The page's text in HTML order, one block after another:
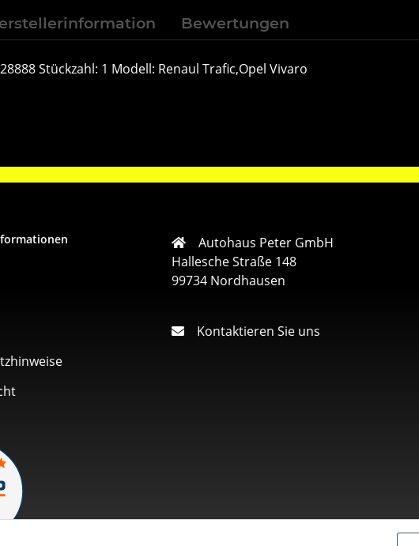
Bewertungen
Stückzahl: 1 Modell: Renaul Trafic,Opel Vivaro
Autohaus Peter GmbH
Hallesche Straße 148
99734 Nordhausen
Kontaktieren Sie uns